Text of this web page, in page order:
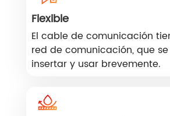
Flexible
El cable de comunicación
red de comunicación, que
insertar y usar brevemente.